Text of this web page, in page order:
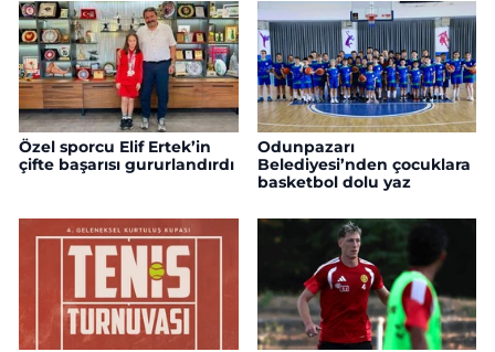
Özel sporcu Elif Ertek’in
çifte başarısı gururlandırdı
Odunpazarı
Belediyesi’nden çocuklara
basketbol dolu yaz